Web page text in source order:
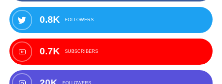
0.8K FOLLOWERS
0.7K SUBSCRIBERS